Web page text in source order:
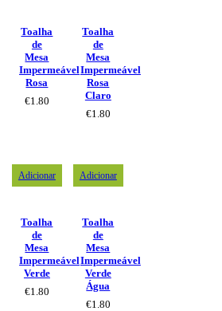
Toalha
de
Mesa
Impermeável
Rosa
€1.80
Toalha
de
Mesa
Impermeável
Rosa
Claro
€1.80
Adicionar
Toalha
de
Mesa
Impermeável
Verde
€1.80
Adicionar
Toalha
de
Mesa
Impermeável
Verde
Água
€1.80